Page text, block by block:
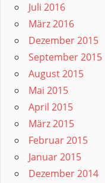
Juli 2016
März 2016
Dezember 2015
September 2015
August 2015
Mai 2015
April 2015
März 2015
Februar 2015
Januar 2015
Dezember 2014